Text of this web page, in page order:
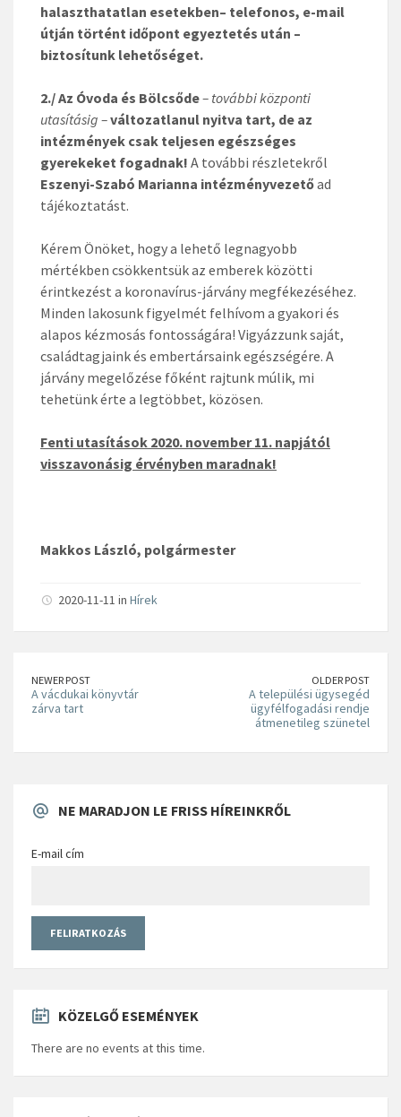
halaszthatatlan esetekben– telefonos, e-mail
útján történt időpont egyeztetés után –
biztosítunk lehetőséget.
2./ Az Óvoda és Bölcsőde– további központi
utasításig –változatlanul nyitva tart, de az
intézmények csak teljesen egészséges
gyerekeket fogadnak! A további részletekről
Eszenyi-Szabó Marianna intézményvezetőad
tájékoztatást.
Kérem Önöket, hogy a lehető legnagyobb
mértékben csökkentsük az emberek közötti
érintkezést a koronavírus-járvány megfékezéséhez.
Minden lakosunk figyelmét felhívom a gyakori és
alapos kézmosás fontosságára! Vigyázzunk saját,
családtagjaink és embertársaink egészségére. A
járvány megelőzése főként rajtunk múlik, mi
tehetünk érte a legtöbbet, közösen.
Fenti utasítások 2020. november 11. napjától
visszavonásig érvényben maradnak!
Makkos László, polgármester
2020-11-11 in Hírek
NEWER POST
A vácdukai könyvtár
zárva tart
OLDER POST
A települési ügysegéd
ügyfélfogadási rendje
átmenetileg szünetel
NE MARADJON LE FRISS HÍREINKRŐL
E-mail cím
KÖZELGŐ ESEMÉNYEK
There are no events at this time.